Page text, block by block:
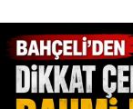
SPOR